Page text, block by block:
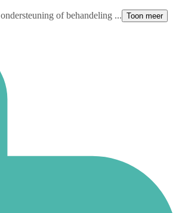
of behandeling ... Toon meer